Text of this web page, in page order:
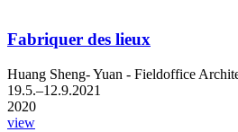
Fabriquer des lieux
Huang Sheng- Yuan - Fieldoffice
19.5.–12.9.2021
2020
view